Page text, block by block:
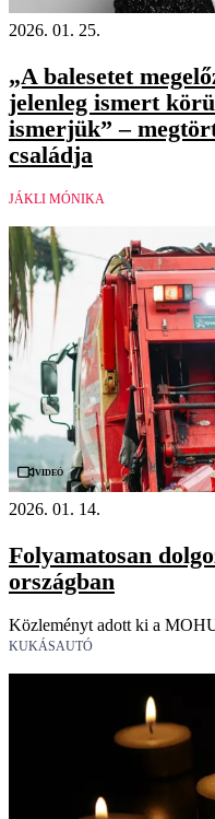
2026. 01. 25.
„A balesetet
jelenleg ismert
ismerjük” –
családja
JÁKLI MÓNIKA
Videó
2026. 01. 14.
Folyamatosan
országban
Közleményt adott ki a
KUKÁSAUTÓ